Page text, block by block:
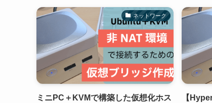
ネットワーク
ミニPC＋KVMで構築した仮想化ホス
【